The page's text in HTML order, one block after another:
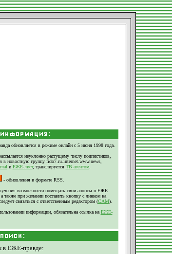
обновляется в режиме онлайн с 5 июня 1998 года.
неуклонно растущему числу подписчиков,
в новостную группу fido7.ru.internet.www.news,
и ЕЖЕ-лист, транслируется ТВ агентом.
- обновления в формате RSS.
возможности помещать свои анонсы в ЕЖЕ-
а также при желании поставить кнопку с линком на
связаться с ответственным редактором (CAM).
информации, обязательна ссылка на ЕЖЕ-
в ЕЖЕ-правде: